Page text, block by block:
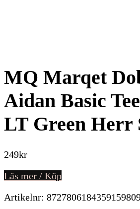
MQ Marqet
Aidan Basic
LT Green Herr
249kr
Läs mer / Köp
Artikelnr: